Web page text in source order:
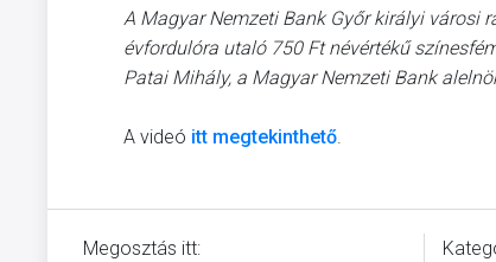
A Magyar Nemzeti Bank Győr királyi városi
évfordulóra utaló 750 Ft névértékű
Patai Mihály, a Magyar Nemzeti Bank
A videó itt megtekinthető.
Megosztás itt: